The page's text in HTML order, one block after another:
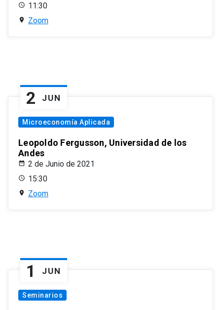
11:30
Zoom
2 JUN
Microeconomía Aplicada
Leopoldo Fergusson, Universidad de los
Andes
2 de Junio de 2021
15:30
Zoom
1 JUN
Seminarios